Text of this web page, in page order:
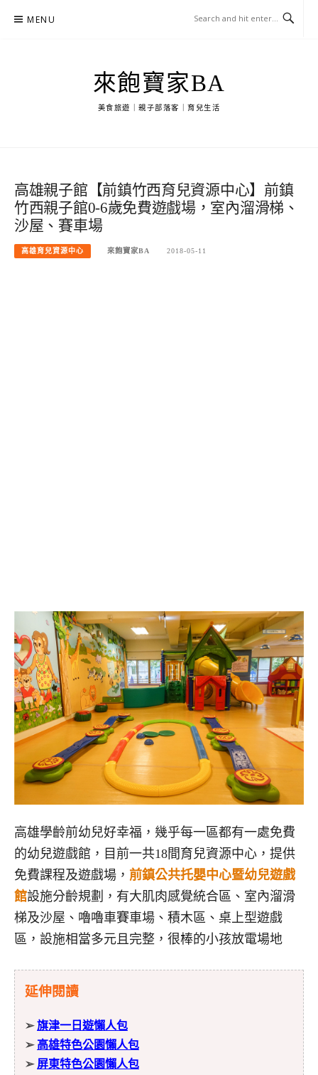
MENU
來飽寶家BA
美食旅遊｜親子部落客｜育兒生活
高雄親子館【前鎮竹西育兒資源中心】前鎮
竹西親子館0-6歲免費遊戲場，室內溜滑梯、
沙屋、賽車場
高雄育兒資源中心 來飽寶家BA 2018-05-11
高雄學齡前幼兒好幸福，幾乎每一區都有一處免費
的幼兒遊戲館，目前一共18間育兒資源中心，提供
免費課程及遊戲場， 前鎮公共托嬰中心暨幼兒遊戲
館設施分齡規劃，有大肌肉感覺統合區、室內溜滑
梯及沙屋、嚕嚕車賽車場、積木區、桌上型遊戲
區，設施相當多元且完整，很棒的小孩放電場地
延伸閱讀
➢旗津一日遊懶人包
➢ 高雄特色公園懶人包
➢ 屏東特色公園懶人包